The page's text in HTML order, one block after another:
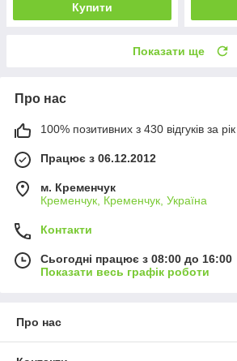
Купити
Показати ще
Про нас
100% позитивних з 430 відгуків за рік
Працює з 06.12.2012
м. Кременчук
Кременчук, Кременчук, Україна
Контакти
Сьогодні працює з 08:00 до 16:00
Показати весь графік роботи
Про нас